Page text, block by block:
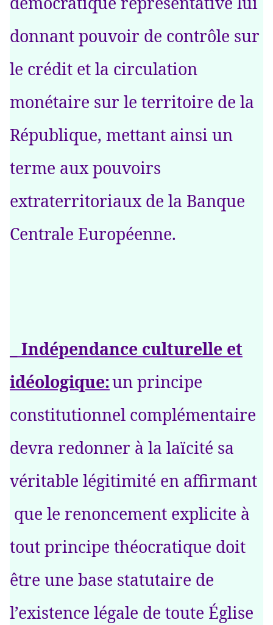
donnant pouvoir de contrôle sur
le crédit et la circulation
monétaire sur le territoire de la
République, mettant ainsi un
terme aux pouvoirs
extraterritoriaux de la Banque
Centrale Européenne.
_ Indépendance culturelle et
idéologique:un principe
constitutionnel complémentaire
devra redonner à la laïcité sa
véritable légitimité en affirmant
que le renoncement explicite à
tout principe théocratique doit
être une base statutaire de
l’existence légale de toute Église